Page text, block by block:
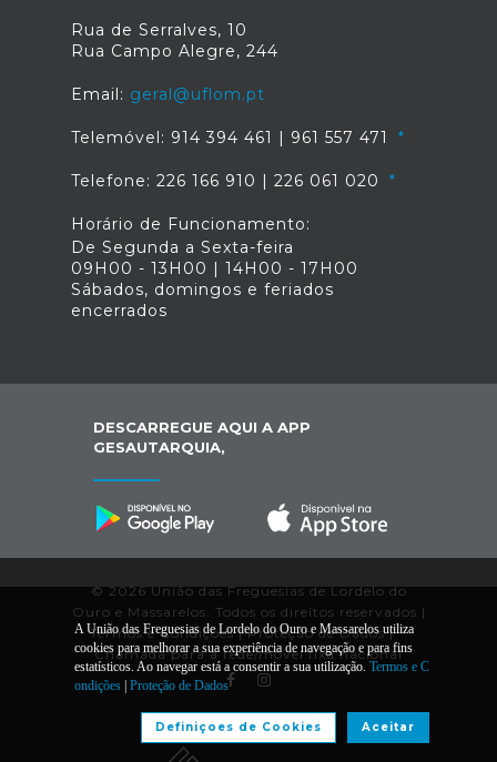
Rua de Serralves, 10
Rua Campo Alegre, 244
Email: geral@uflom.pt
Telemóvel: 914 394 461 | 961 557 471
Telefone: 226 166 910 | 226 061 020
Horário de Funcionamento:
De Segunda a Sexta-feira
09H00 - 13H00 | 14H00 - 17H00
Sábados, domingos e feriados
encerrados
DESCARREGUE AQUI A APP
GESAUTARQUIA,
© 2026 União das Freguesias de Lordelo do
Ouro e Massarelos. Todos os direitos reservados |
Termos e Condições|Proteção de Dados|*
Chamada para a rede/móvel fixa nacional
Desenvolvido por:
A União das Freguesias de Lordelo do Ouro e Massarelos utiliza
cookies para melhorar a sua experiência de navegação e para fins
estatísticos. Ao navegar está a consentir a sua utilização. Termos e C
ondições| Proteção de Dados
Aceitar
Definiçoes de Cookies